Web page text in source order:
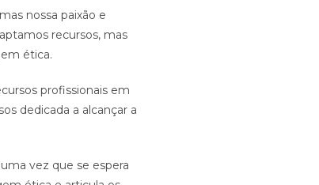
nossa paixão e
recursos, mas
ética.
profissionais em
dedicada a alcançar a
vez que se espera